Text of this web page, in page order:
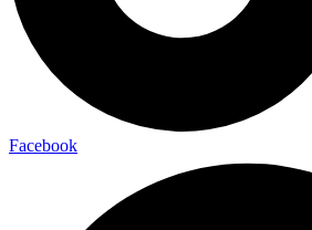
Facebook